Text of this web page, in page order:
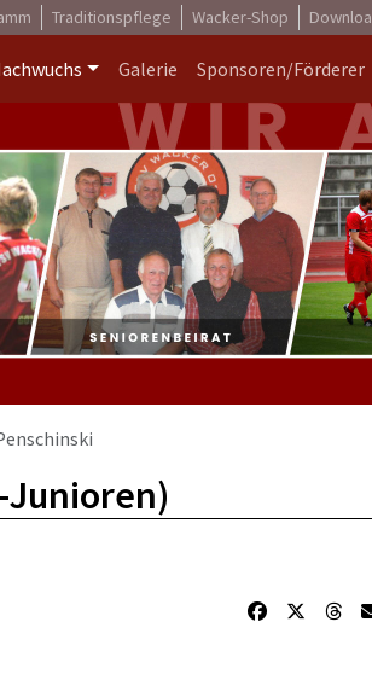
Traditionspflege Wacker-Shop
Galerie Sponsoren/Förderer
Junioren)